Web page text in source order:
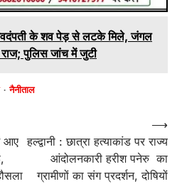
के शव पेड़ से लटके मिले, जंगल
पुलिस जांच में जुटी
नैनीताल
आए हल्द्वानी : छात्रा हत्याकांड पर राज्य
आंदोलनकारी हरीश पनेरु का
ग्रामीणों का संग प्रदर्शन, दोषियों
⟶